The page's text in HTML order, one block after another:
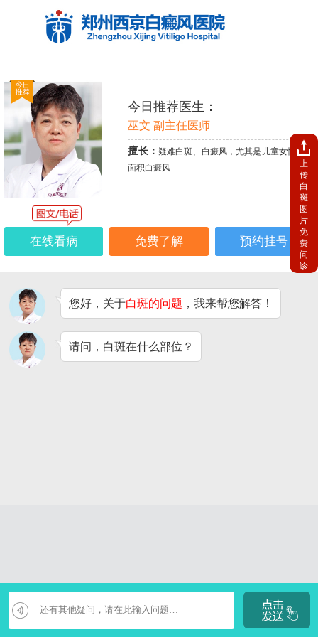
今日推荐医生：
巫文 副主任医师
擅长： 疑难白斑、白癜风，尤其是儿童女性、大
面积白癜风
在线看病 免费了解 预约挂号
您好，关于白斑的问题 ，我来帮您解答！
请问，白斑在什么部位？
上
传
白
斑
图
片
免
费
问
诊